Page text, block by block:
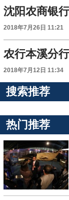
沈阳农商银
2018年7月26日 11:21
农行本溪分
2018年7月12日 11:34
搜索推荐
热门推荐